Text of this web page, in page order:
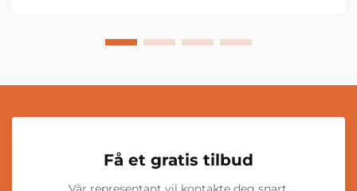
Få et gratis tilbud